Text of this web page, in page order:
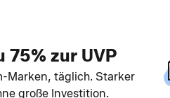
75% zur UVP
Marken, täglich. Starker
große Investition.